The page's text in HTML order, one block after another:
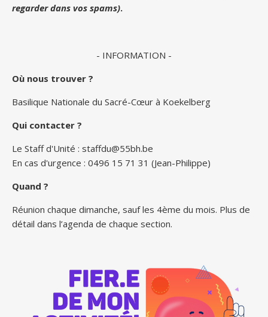
regarder dans vos spams).
- INFORMATION -
Où nous trouver ?
Basilique Nationale du Sacré-Cœur à Koekelberg
Qui contacter ?
Le Staff d'Unité : staffdu@55bh.be
En cas d'urgence : 0496 15 71 31 (Jean-Philippe)
Quand ?
Réunion chaque dimanche, sauf les 4ème du mois. Plus de
détail dans l’agenda de chaque section.